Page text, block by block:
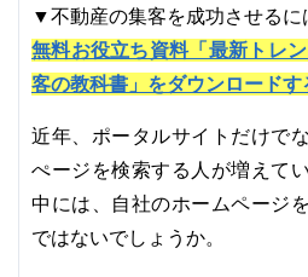
▼不動産の集客を成功させるに
無料お役立ち資料「最新トレ
客の教科書」をダウンロードす
近年、ポータルサイトだけで
ぺージを検索する人が増えて
中には、自社のホームページ
ではないでしょうか。